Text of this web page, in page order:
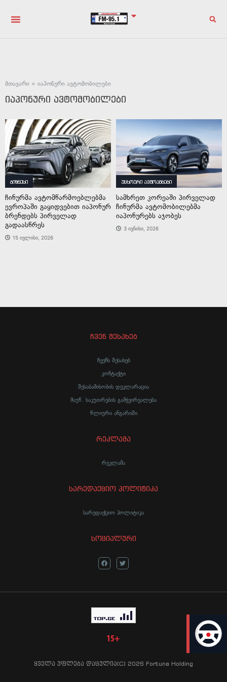
LIVE
მთავარი » იაპონური ავტომობილები
იაპონური ავტომობილები
ბიზნესი
ჩინურმა ავტომწარმოებლებმა
ევროპაში გაყიდვებით იაპონურ
ბრენდებს პირველად
გადაასწრეს
15 ივლისი, 2026
უცხოური ავტოამბები
სამხრეთ კორეაში პირველად
ჩინურმა ავტომობილებმა
იაპონურებს აჯობეს
3 ივნისი, 2026
ჩვენ შესახებ
ჩვენს შესახებ
კონტაქტი
შესაბამისობის დეკლარაცია
მაუწ. საკუთრების გამჭვირვალება
წლიური ანგარიში
რეკლამა
რეკლამა
სარედაქციო პოლიტიკა
სარედაქციო პოლიტიკა
სოციალური
ყველა უფლება დაცულია(C) 2026 Fortuna Holding